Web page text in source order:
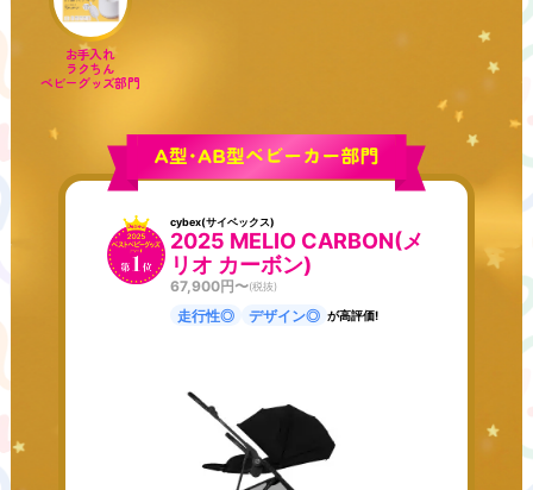
お手入れ
ラクちん
ベビーグッズ部門
cybex(サイベックス)
2025 MELIO CARBON(メ
リオ カーボン)
67,900円〜(税抜)
走行性◎ デザイン◎ が高評価!